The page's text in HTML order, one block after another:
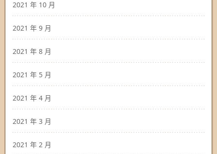
2021 年 10 月
2021 年 9 月
2021 年 8 月
2021 年 5 月
2021 年 4 月
2021 年 3 月
2021 年 2 月